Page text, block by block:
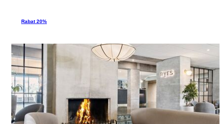
Rabat 20%